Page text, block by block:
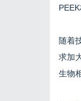
随着
求加
生物